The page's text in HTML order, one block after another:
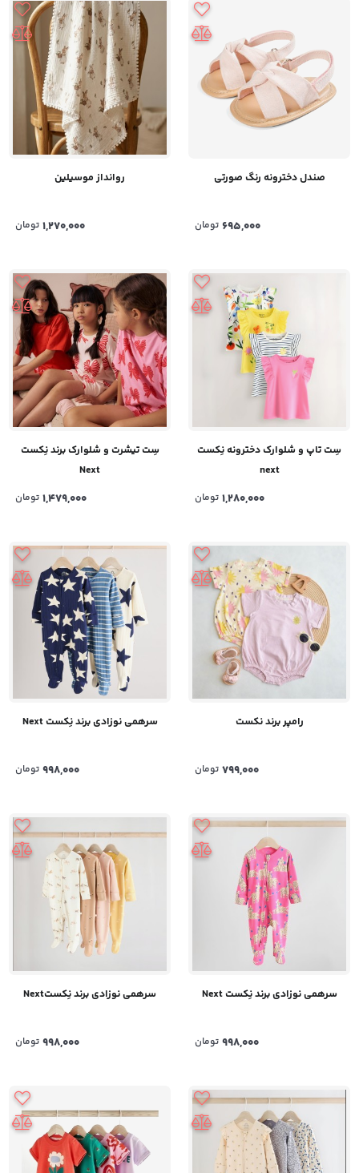
صندل دخترونه رنگ صورتی
695,000 تومان
روانداز موسیلین
1,270,000 تومان
سِت تاپ و شلوارک دخترونه نِکست
next
1,280,000 تومان
سِت تیشرت و شلوارک برند نِکست
Next
1,479,000 تومان
رامپر برند نکست
799,000 تومان
سرهمی نوزادی برند نِکست Next
998,000 تومان
سرهمی نوزادی برند نِکست Next
998,000 تومان
سرهمی نوزادی برند نِکستNext
998,000 تومان